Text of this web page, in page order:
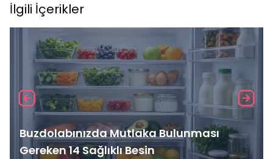
İlgili İçerikler
Buzdolabınızda Mutlaka Bulunması
Gereken 14 Sağlıklı Besin